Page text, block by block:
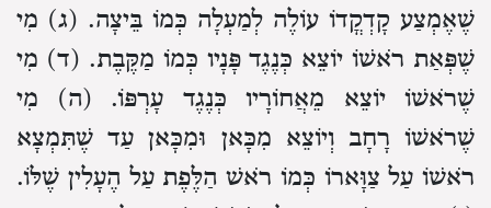
שֶׁאֶמְצַע קָדְקֳדוֹ עוֹלֶה לְמַעְלָה כְּמוֹ בֵּיצָה. (ג) מִי
שֶׁפְּאַת רֹאשׁוֹ יוֹצֵא כְּנֶגֶד פָּנָיו כְּמוֹ מַקֶּבֶת. (ד) מִי
שֶׁרֹאשׁוֹ יוֹצֵא מֵאֲחוֹרָיו כְּנֶגֶד עָרְפּוֹ. (ה) מִי
שֶׁרֹאשׁוֹ רָחָב וְיוֹצֵא מִכָּאן וּמִכָּאן עַד שֶׁתִּמְצָא
רֹאשׁוֹ עַל צַוָּארוֹ כְּמוֹ רֹאשׁ הַלֶּפֶת עַל הֶעָלִין שֶׁלּוֹ.